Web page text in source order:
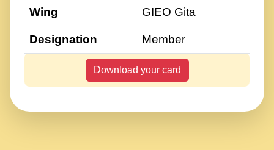
Wing GIEO Gita
Designation Member
Download your card